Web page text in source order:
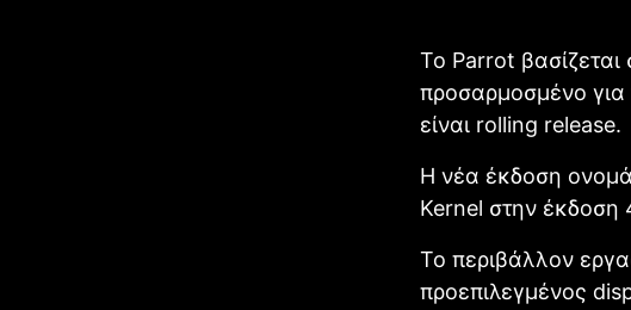
Το Parrot
προσαρμοσμένο
είναι rolling release.
H νέα έκδοση
Kernel στην έκδοση
Το περιβάλλον
προεπιλεγμένος